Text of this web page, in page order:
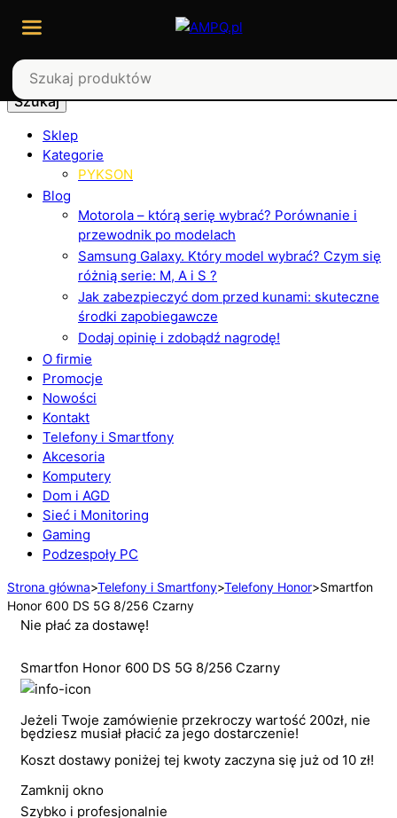
Szukaj
Sklep
Kategorie
PYKSON
Blog
Motorola – którą serię wybrać? Porównanie i
przewodnik po modelach
Samsung Galaxy. Który model wybrać? Czym się
różnią serie: M, A i S ?
Jak zabezpieczyć dom przed kunami: skuteczne
środki zapobiegawcze
Dodaj opinię i zdobądź nagrodę!
O firmie
Promocje
Nowości
Kontakt
Telefony i Smartfony
Akcesoria
Komputery
Dom i AGD
Sieć i Monitoring
Gaming
Podzespoły PC
Strona główna>Telefony i Smartfony>Telefony Honor>Smartfon
Honor 600 DS 5G 8/256 Czarny
Nie płać za dostawę!
Smartfon Honor 600 DS 5G 8/256 Czarny
Jeżeli Twoje zamówienie przekroczy wartość 200zł, nie
będziesz musiał płacić za jego dostarczenie!
Koszt dostawy poniżej tej kwoty zaczyna się już od 10 zł!
Zamknij okno
Szybko i profesjonalnie